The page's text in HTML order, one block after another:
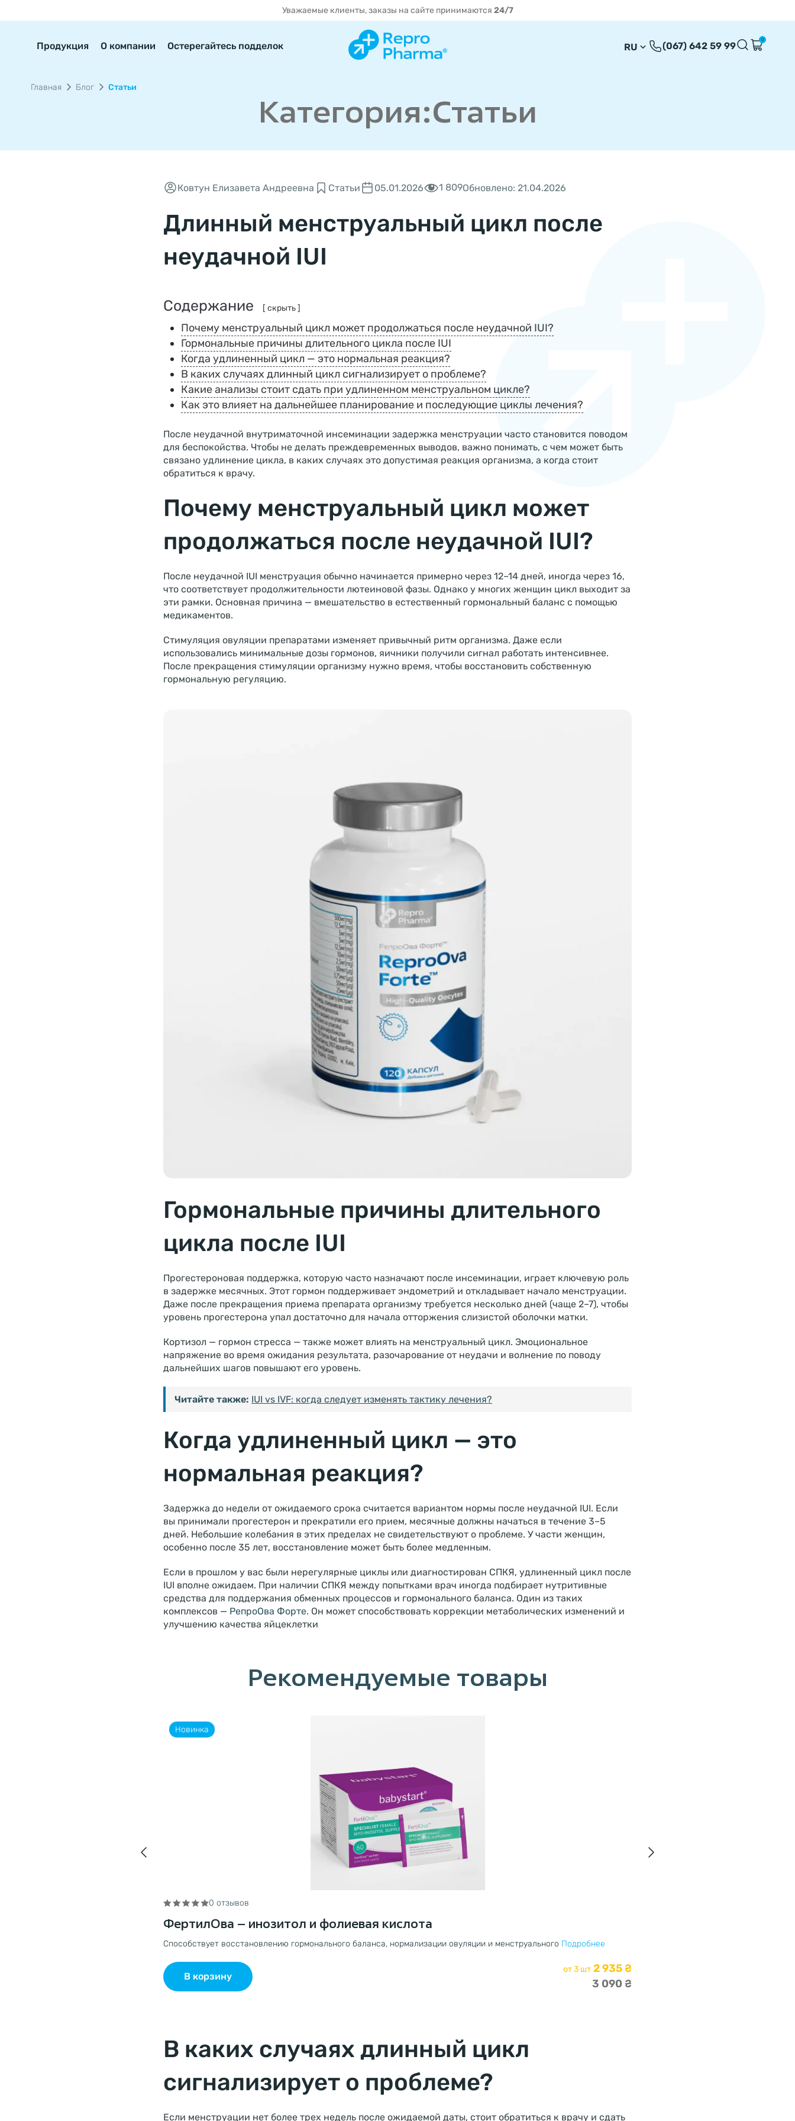
Уважаемые клиенты, заказы на сайте принимаются 24/7
Продукция О компании
Остерегайтесь подделок
RU (067) 642 59 99
0
Главная Блог Статьи
Категория:Статьи
Ковтун Елизавета Андреевна Статьи 05.01.2026 1 809Обновлено: 21.04.2026
Длинный менструальный цикл после
неудачной IUI
Содержание [ скрыть ]
Почему менструальный цикл может продолжаться после неудачной IUI?
Гормональные причины длительного цикла после IUI
Когда удлиненный цикл — это нормальная реакция?
В каких случаях длинный цикл сигнализирует о проблеме?
Какие анализы стоит сдать при удлиненном менструальном цикле?
Как это влияет на дальнейшее планирование и последующие циклы лечения?
После неудачной внутриматочной инсеминации задержка менструации часто становится поводом
для беспокойства. Чтобы не делать преждевременных выводов, важно понимать, с чем может быть
связано удлинение цикла, в каких случаях это допустимая реакция организма, а когда стоит
обратиться к врачу.
Почему менструальный цикл может
продолжаться после неудачной IUI?
После неудачной IUI менструация обычно начинается примерно через 12–14 дней, иногда через 16,
что соответствует продолжительности лютеиновой фазы. Однако у многих женщин цикл выходит за
эти рамки. Основная причина — вмешательство в естественный гормональный баланс с помощью
медикаментов.
Стимуляция овуляции препаратами изменяет привычный ритм организма. Даже если
использовались минимальные дозы гормонов, яичники получили сигнал работать интенсивнее.
После прекращения стимуляции организму нужно время, чтобы восстановить собственную
гормональную регуляцию.
Гормональные причины длительного
цикла после IUI
Прогестероновая поддержка, которую часто назначают после инсеминации, играет ключевую роль
в задержке месячных. Этот гормон поддерживает эндометрий и откладывает начало менструации.
Даже после прекращения приема препарата организму требуется несколько дней (чаще 2–7), чтобы
уровень прогестерона упал достаточно для начала отторжения слизистой оболочки матки.
Кортизол — гормон стресса — также может влиять на менструальный цикл. Эмоциональное
напряжение во время ожидания результата, разочарование от неудачи и волнение по поводу
дальнейших шагов повышают его уровень.
Читайте также: IUI vs IVF: когда следует изменять тактику лечения?
Когда удлиненный цикл — это
нормальная реакция?
Задержка до недели от ожидаемого срока считается вариантом нормы после неудачной IUI. Если
вы принимали прогестерон и прекратили его прием, месячные должны начаться в течение 3–5
дней. Небольшие колебания в этих пределах не свидетельствуют о проблеме. У части женщин,
особенно после 35 лет, восстановление может быть более медленным.
Если в прошлом у вас были нерегулярные циклы или диагностирован СПКЯ, удлиненный цикл после
IUI вполне ожидаем. При наличии СПКЯ между попытками врач иногда подбирает нутритивные
средства для поддержания обменных процессов и гормонального баланса. Один из таких
комплексов — РепроОва Форте. Он может способствовать коррекции метаболических изменений и
улучшению качества яйцеклетки
Рекомендуемые товары
Новинка
0 отзывов
ФертилОва – инозитол и фолиевая кислота
Способствует восстановлению гормонального баланса, нормализации овуляции и менструального Подробнее
В корзину
от 3 шт 2 935 ₴
3 090 ₴
В каких случаях длинный цикл
сигнализирует о проблеме?
Если менструации нет более трех недель после ожидаемой даты, стоит обратиться к врачу и сдать